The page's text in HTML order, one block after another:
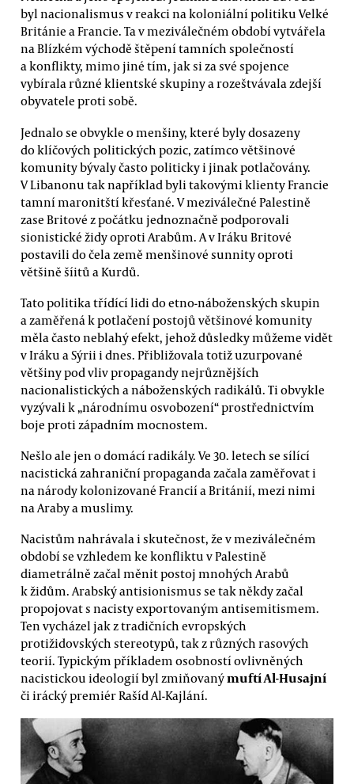
byl nacionalismus v reakci na koloniální politiku Velké
Británie a Francie. Ta v meziválečném období vytvářela
na Blízkém východě štěpení tamních společností
a konflikty, mimo jiné tím, jak si za své spojence
vybírala různé klientské skupiny a rozeštvávala zdejší
obyvatele proti sobě.
Jednalo se obvykle o menšiny, které byly dosazeny
do klíčových politických pozic, zatímco většinové
komunity bývaly často politicky i jinak potlačovány.
V Libanonu tak například byli takovými klienty Francie
tamní maronitští křesťané. V meziválečné Palestině
zase Britové z počátku jednoznačně podporovali
sionistické židy oproti Arabům. A v Iráku Britové
postavili do čela země menšinové sunnity oproti
většině šíitů a Kurdů.
Tato politika třídící lidi do etno-náboženských skupin
a zaměřená k potlačení postojů většinové komunity
měla často neblahý efekt, jehož důsledky můžeme vidět
v Iráku a Sýrii i dnes. Přibližovala totiž uzurpované
většiny pod vliv propagandy nejrůznějších
nacionalistických a náboženských radikálů. Ti obvykle
vyzývali k „národnímu osvobození“ prostřednictvím
boje proti západním mocnostem.
Nešlo ale jen o domácí radikály. Ve 30. letech se sílící
nacistická zahraniční propaganda začala zaměřovat i
na národy kolonizované Francií a Británií, mezi nimi
na Araby a muslimy.
Nacistům nahrávala i skutečnost, že v meziválečném
období se vzhledem ke konfliktu v Palestině
diametrálně začal měnit postoj mnohých Arabů
k židům. Arabský antisionismus se tak někdy začal
propojovat s nacisty exportovaným antisemitismem.
Ten vycházel jak z tradičních evropských
protižidovských stereotypů, tak z různých rasových
teorií. Typickým příkladem osobností ovlivněných
nacistickou ideologií byl zmiňovanýmuftí Al-Husajní
či irácký premiér Rašíd Al-Kajlání.